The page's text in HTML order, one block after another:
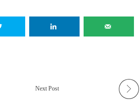
Next Post